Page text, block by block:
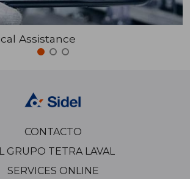
Assistance
CONTACTO
GRUPO TETRA LAVAL
SERVICES ONLINE